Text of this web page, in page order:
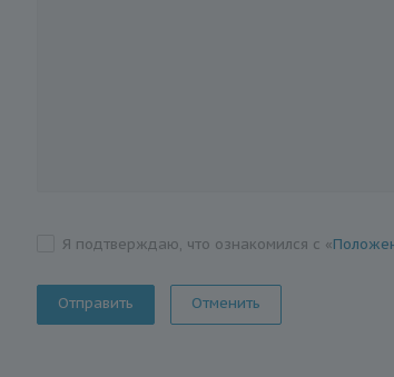
Я подтверждаю, что ознакомился с «
Отменить